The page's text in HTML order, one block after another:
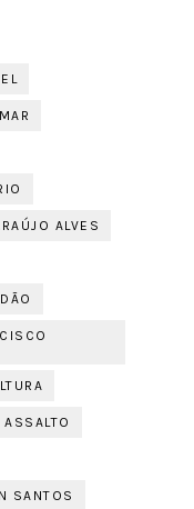
ALVES
ASSALTO
SANTOS